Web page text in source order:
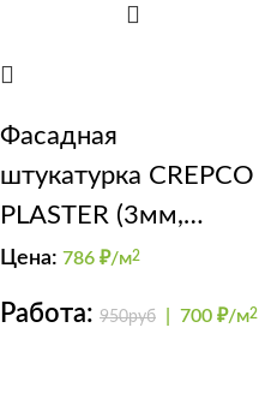
Фасадная
штукатурка CREPCO
PLASTER (3мм,
короед)
Цена: 786 ₽/м2
Работа: 950руб 700 ₽/м2